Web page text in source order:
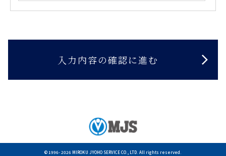
© 1996-2026 MIROKU JYOHO SERVICE CO., LTD. All rights reserved.